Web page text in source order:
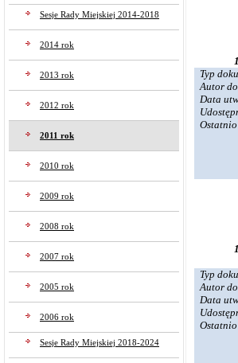
Sesje Rady Miejskiej 2014-2018
2014 rok
2013 rok
2012 rok
2011 rok
2010 rok
2009 rok
2008 rok
2007 rok
2005 rok
2006 rok
Sesje Rady Miejskiej 2018-2024
Typ
Autor
Data
Typ
Autor
Data